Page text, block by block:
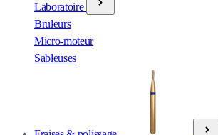
Laboratoire
Bruleurs
Micro-moteur
Sableuses